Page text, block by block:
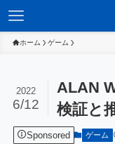
ホーム ゲーム
ALAN
検証と
2022
6/12
Sponsored ゲーム